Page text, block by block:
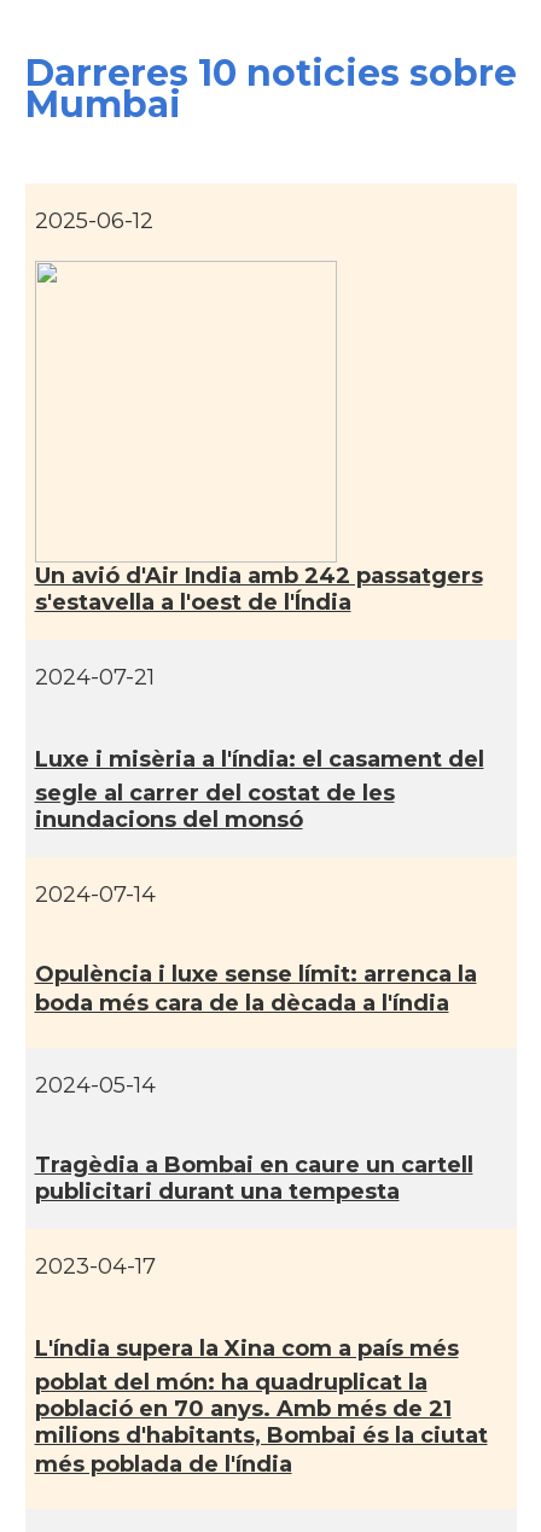
Darreres 10 noticies sobre
Mumbai
2025-06-12
Un avió d'Air India amb 242 passatgers
s'estavella a l'oest de l'Índia
2024-07-21
Luxe i misèria a l'índia: el casament del
segle al carrer del costat de les
inundacions del monsó
2024-07-14
Opulència i luxe sense lí­mit: arrenca la
boda més cara de la dècada a l'índia
2024-05-14
Tragèdia a Bombai en caure un cartell
publicitari durant una tempesta
2023-04-17
L'índia supera la Xina com a paí­s més
poblat del món: ha quadruplicat la
població en 70 anys. Amb més de 21
milions d'habitants, Bombai és la ciutat
més poblada de l'índia